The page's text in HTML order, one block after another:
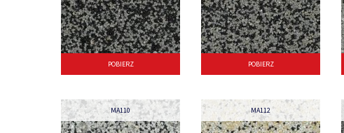
POBIERZ POBIERZ
MA110 MA112